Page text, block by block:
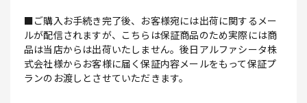
■ご購入お手続き完了後、お客様宛には出荷に関するメー
ルが配信されますが、こちらは保証商品のため実際には商
品は当店からは出荷いたしません。後日アルファシータ株
式会社様からお客様に届く保証内容メールをもって保証プ
ランのお渡しとさせていただきます。